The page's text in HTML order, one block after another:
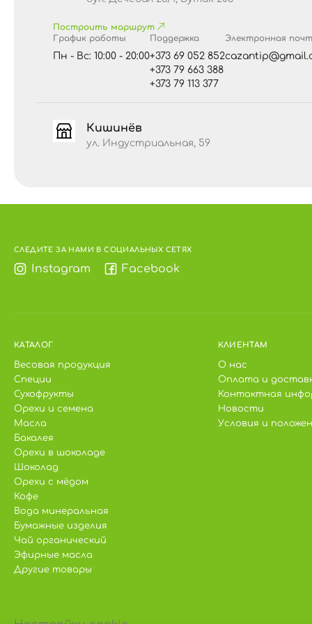
• сахара – 0,8 г
Пищевые волокна:7,8 г
Белки: 32 г
Аллергены. Продукт может содержать следы
Хранить в сухом и прохладном месте,
относительной влажности воздуха не
Построить маршрут
График работы
Пн - Вс: 10:00 - 20:00
Поддержка
+373 69 052 852
+373 79 663 388
+373 79 113 377
Электронная
Кишинёв
ул. Индустриальная, 59
СЛЕДИТЕ ЗА НАМИ В СОЦИАЛЬНЫХ СЕТЯХ
Instagram Facebook
КАТАЛОГ
Весовая продукция
Специи
Сухофрукты
Орехи и семена
Масла
Бакалея
Орехи в шоколаде
Шоколад
Орехи с мёдом
Кофе
Вода минеральная
Бумажные изделия
Чай органический
Эфирные масла
Другие товары
КЛИЕНТАМ
О нас
Оплата и
Контактная
Новости
Условия и